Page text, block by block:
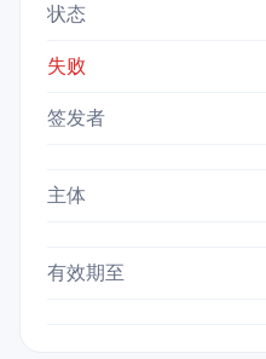
状态
失败
签发者
主体
有效期至